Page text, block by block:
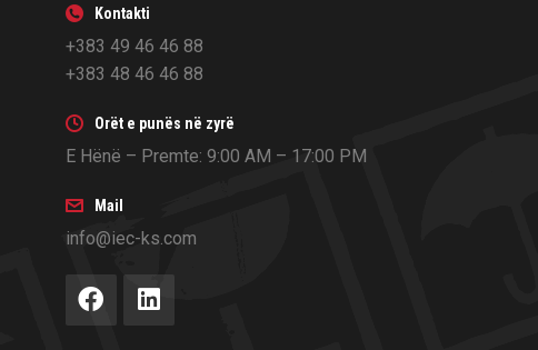
Kontakti
+383 49 46 46 88
+383 48 46 46 88
Orët e punës në zyrë
E Hënë – Premte: 9:00 AM – 17:00 PM
Mail
info@iec-ks.com